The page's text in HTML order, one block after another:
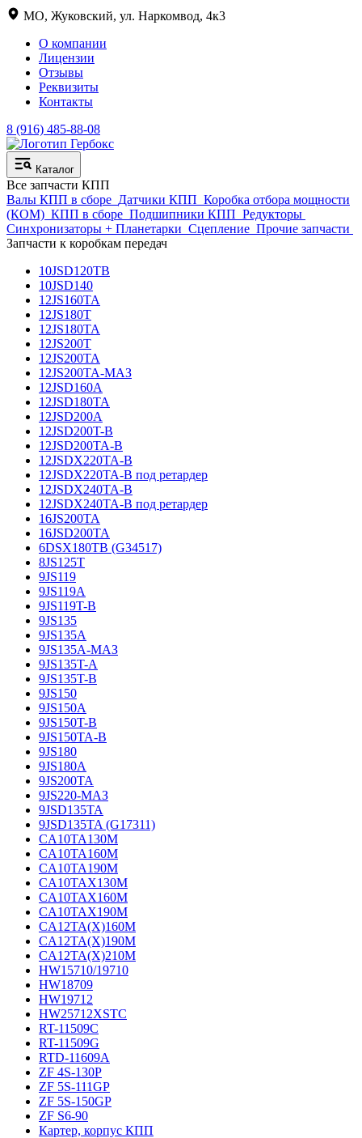
МО, Жуковский, ул. Наркомвод, 4к3
О компании
Лицензии
Отзывы
Реквизиты
Контакты
8 (916) 485-88-08
Каталог
Все запчасти КПП
Валы КПП в сборе Датчики КПП Коробка отбора мощности
(КОМ) КПП в сборе Подшипники КПП Редукторы
Синхронизаторы + Планетарки Сцепление Прочие запчасти
Запчасти к коробкам передач
10JSD120TB
10JSD140
12JS160TA
12JS180T
12JS180TA
12JS200T
12JS200TA
12JS200TA-МАЗ
12JSD160A
12JSD180TA
12JSD200A
12JSD200T-B
12JSD200TA-B
12JSDX220TA-B
12JSDX220TA-B под ретардер
12JSDX240TA-B
12JSDX240TA-B под ретардер
16JS200TA
16JSD200TA
6DSX180TB (G34517)
8JS125T
9JS119
9JS119A
9JS119T-B
9JS135
9JS135A
9JS135A-МАЗ
9JS135T-A
9JS135T-B
9JS150
9JS150A
9JS150T-B
9JS150TA-B
9JS180
9JS180A
9JS200TA
9JS220-МАЗ
9JSD135TA
9JSD135TA (G17311)
CA10TA130M
CA10TA160M
CA10TA190M
CA10TAX130M
CA10TAX160M
CA10TAX190M
CA12TA(X)160M
CA12TA(X)190M
CA12TA(X)210M
HW15710/19710
HW18709
HW19712
HW25712XSTC
RT-11509C
RT-11509G
RTD-11609A
ZF 4S-130P
ZF 5S-111GP
ZF 5S-150GP
ZF S6-90
Картер, корпус КПП